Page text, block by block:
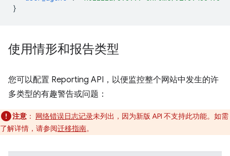
}
使用情形和报告类型
您可以配置 Reporting API，以便监控整个网站中发生的许
多类型的有趣警告或问题：
注意 ： 网络错误日志记录未列出，因为新版 API 不支持此功能。如需
了解详情，请参阅迁移指南。